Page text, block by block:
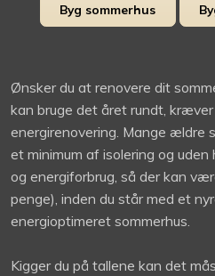
Byg sommerhus
Ønsker du at renovere dit
kan bruge det året rundt,
energirenovering. Mange ældre
et minimum af isolering og uden
og energiforbrug, så der kan
penge), inden du står med et
energioptimeret sommerhus.
Kigger du på tallene kan det